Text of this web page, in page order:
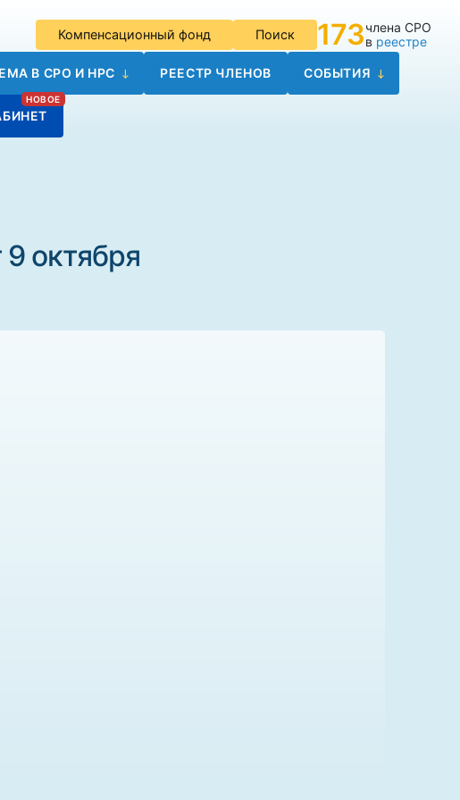
Компенсационный фонд Поиск 173члена СРО
в реестре
В СРО И НРС РЕЕСТР ЧЛЕНОВ СОБЫТИЯ
октября